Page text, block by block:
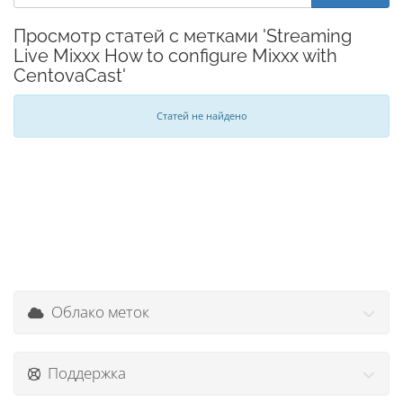
Просмотр статей с метками 'Streaming
Live Mixxx How to configure Mixxx with
CentovaCast'
Статей не найдено
Облако меток
Поддержка